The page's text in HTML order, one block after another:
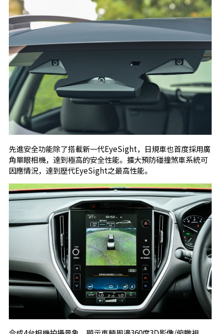
先進安全功能除了搭載新一代EyeSight，日規車也首度採用廣
角單眼相機，達到極高的安全性能。擴大預防碰撞煞車系統可
因應情況，達到歷代EyeSight之最高性能。